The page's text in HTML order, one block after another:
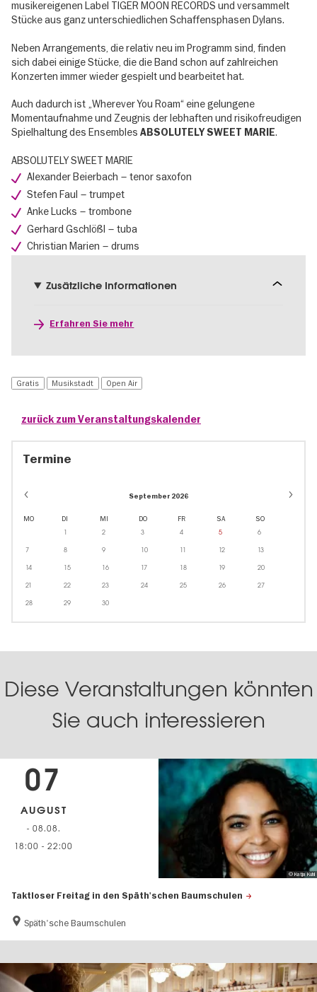
musikereigenen Label TIGER MOON RECORDS und versammelt
Stücke aus ganz unterschiedlichen Schaffensphasen Dylans.
Neben Arrangements, die relativ neu im Programm sind, finden
sich dabei einige Stücke, die die Band schon auf zahlreichen
Konzerten immer wieder gespielt und bearbeitet hat.
Auch dadurch ist „Wherever You Roam“ eine gelungene
Momentaufnahme und Zeugnis der lebhaften und risikofreudigen
Spielhaltung des Ensembles ABSOLUTELY SWEET MARIE.
ABSOLUTELY SWEET MARIE
Alexander Beierbach – tenor saxofon
Stefen Faul – trumpet
Anke Lucks – trombone
Gerhard Gschlößl – tuba
Christian Marien – drums
Zusätzliche Informationen
Erfahren Sie mehr
Gratis Musikstadt Open Air
zurück zum Veranstaltungskalender
Termine
September 2026
MO DI MI DO FR SA SO
1 2 3 4 5 6
7 8 9 10 11 12 13
14 15 16 17 18 19 20
21 22 23 24 25 26 27
28 29 30
Diese Veranstaltungen könnten
Sie auch interessieren
Taktloser Freitag in den Späth'schen Baumschulen
Späth'sche Baumschulen
07
AUGUST
- 08.08.
18:00 - 22:00
© Katja Kuhl